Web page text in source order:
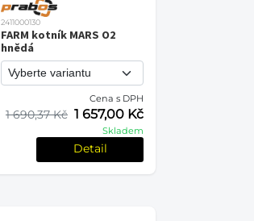
2411000130
FARM kotník MARS O2
hnědá
Cena s DPH
1 690,37 Kč 1 657,00 Kč
Skladem
Detail